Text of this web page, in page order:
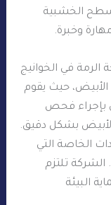
الخشبية
وخبرة.
في الخوانيج
حيث يقوم
بإجراء فحص
بشكل دقيق.
الخاصة التي
تلتزم
البيئة